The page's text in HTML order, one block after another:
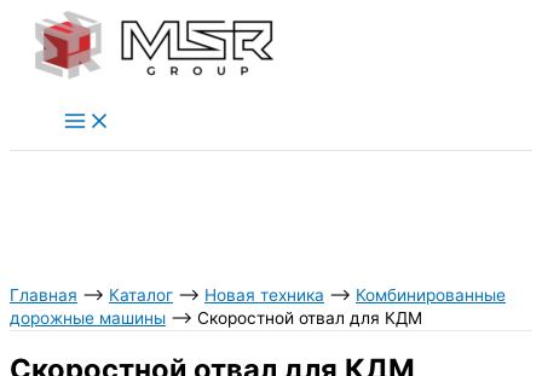
Перейти
Главная ⟶ Каталог ⟶ Новая техника ⟶ Комбинированные
дорожные машины ⟶ Скоростной отвал для КДМ